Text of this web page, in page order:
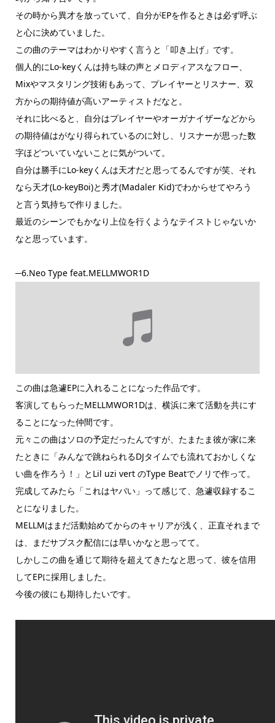
その時から異才を放っていて、自分がEPを作るときは必ず呼ぶ
と心に決めていました。
この曲のテーマはわかりやすく言うと「叩き上げ」です。
個人的にLo-keyくんは持ち味の声とメロディアスなフロー、
Mixやマスタリング技術もあって、プレイヤーとリスナー、双
方からの期待値が高いアーティストだなと。
それに比べると、自分はプレイヤーやオーガナイザーなどから
の期待値はがなり得られているのに対し、リスナーが思った数
字ほどついていないことに気がついて。
自分は勝手にLo-keyくんは天才だと思ってるんですが笑、それ
なら天才(Lo-keyBoi)と秀才(Madaler Kid)でわからせてやろう
と言う気持ちで作りました。
最近のシーンでもかなり上位を行くようなテイストじゃないか
なと思っています。
─6.Neo Type feat.MELLMWOR1D
この曲は急遽EPに入れることになった作品です。
客演してもらったMELLMWOR1Dは、横浜に来て活動を共にす
ることになった仲間です。
元々この曲はソロの予定だったんですが、たまたま彼が家に来
たときに「みんなで跳ねられるDJタイムでも流れておかしくな
い曲を作ろう！」とLil uzi vert のType Beatでノリで作って。
完成してみたら「これはヤバい」って感じて、急遽収録するこ
とになりました。
MELLMはまだ活動始めてからのキャリアが浅く、正直それまで
は、まだサブスク配信には早いかなと思ってて。
しかしこの曲を通じて期待を超えてきたなと思って、彼を信用
してEPに採用しました。
今後の彼にも期待したいです。